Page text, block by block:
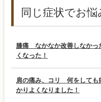
同じ症状でお
膝痛 なかなか改善しなかっ
くなった！
肩の痛み、コリ 何をしても
かりよくなりました！